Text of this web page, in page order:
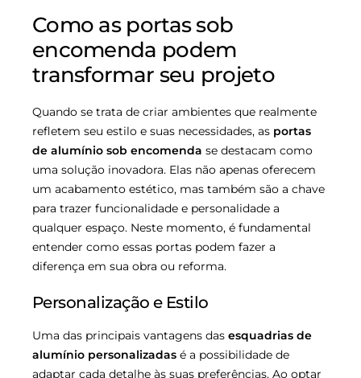
Como as portas sob
encomenda podem
transformar seu projeto
Quando se trata de criar ambientes que realmente
refletem seu estilo e suas necessidades, as portas
de alumínio sob encomenda se destacam como
uma solução inovadora. Elas não apenas oferecem
um acabamento estético, mas também são a chave
para trazer funcionalidade e personalidade a
qualquer espaço. Neste momento, é fundamental
entender como essas portas podem fazer a
diferença em sua obra ou reforma.
Personalização e Estilo
Uma das principais vantagens das esquadrias de
alumínio personalizadas é a possibilidade de
adaptar cada detalhe às suas preferências. Ao optar